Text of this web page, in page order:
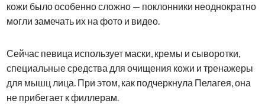
кожи было особенно сложно — поклонники неоднократно
могли замечать их на фото и видео.
Сейчас певица использует маски, кремы и сыворотки,
специальные средства для очищения кожи и тренажеры
для мышц лица. При этом, как подчеркнула Пелагея, она
не прибегает к филлерам.